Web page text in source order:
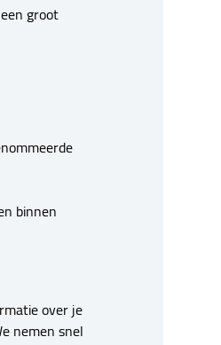
groot
binnen
over je
nemen snel